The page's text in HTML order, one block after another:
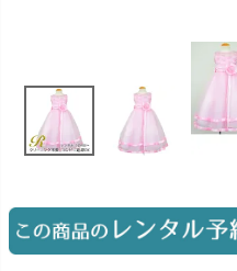
Angel's Photo Studio